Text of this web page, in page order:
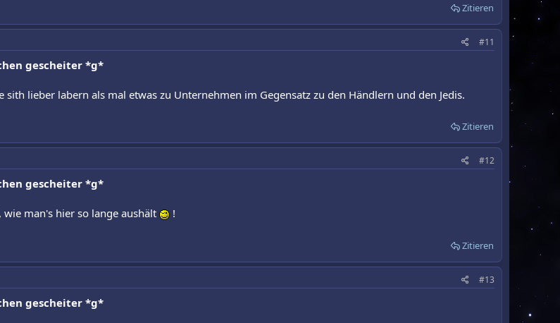
Zitieren
#11
gescheiter *g*
sith lieber labern als mal etwas zu Unternehmen im Gegensatz zu den Händlern und den Jedis.
Zitieren
#12
gescheiter *g*
man's hier so lange aushält !
Zitieren
#13
gescheiter *g*